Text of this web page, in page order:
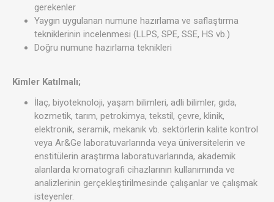
gerekenler
Yaygın uygulanan numune hazırlama ve saflaştırma
tekniklerinin incelenmesi (LLPS, SPE, SSE, HS vb.)
Doğru numune hazırlama teknikleri
Kimler Katılmalı;
İlaç, biyoteknoloji, yaşam bilimleri, adli bilimler, gıda,
kozmetik, tarım, petrokimya, tekstil, çevre, klinik,
elektronik, seramik, mekanik vb. sektörlerin kalite kontrol
veya Ar&Ge laboratuvarlarında veya üniversitelerin ve
enstitülerin araştırma laboratuvarlarında, akademik
alanlarda kromatografi cihazlarının kullanımında ve
analizlerinin gerçekleştirilmesinde çalışanlar ve çalışmak
isteyenler.